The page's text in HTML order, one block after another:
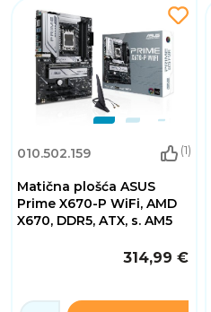
010.502.159 (1)
Matična plošća ASUS
Prime X670-P WiFi, AMD
X670, DDR5, ATX, s. AM5
314,99 €